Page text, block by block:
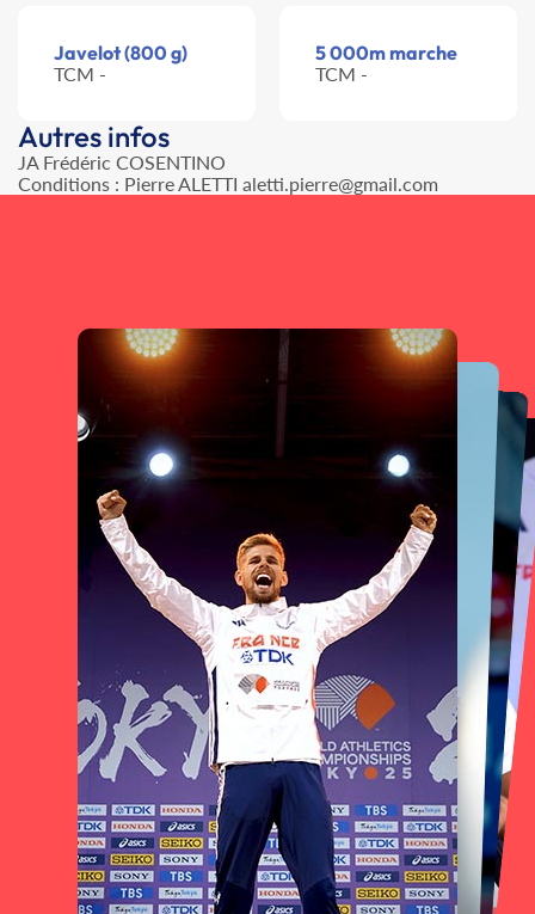
Javelot (800 g)
TCM -
5 000m marche
TCM -
Autres infos
JA Frédéric COSENTINO
Conditions : Pierre ALETTI aletti.pierre@gmail.com